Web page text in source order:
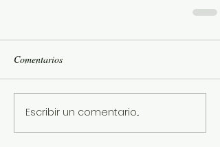
Comentarios
Escribir un comentario...